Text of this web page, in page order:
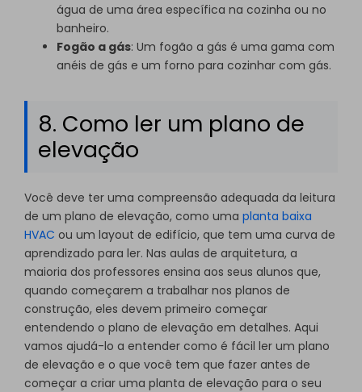
água de uma área específica na cozinha ou no
banheiro.
Fogão a gás: Um fogão a gás é uma gama com
anéis de gás e um forno para cozinhar com gás.
8. Como ler um plano de
elevação
Você deve ter uma compreensão adequada da leitura
de um plano de elevação, como uma planta baixa
HVAC ou um layout de edifício, que tem uma curva de
aprendizado para ler. Nas aulas de arquitetura, a
maioria dos professores ensina aos seus alunos que,
quando começarem a trabalhar nos planos de
construção, eles devem primeiro começar
entendendo o plano de elevação em detalhes. Aqui
vamos ajudá-lo a entender como é fácil ler um plano
de elevação e o que você tem que fazer antes de
começar a criar uma planta de elevação para o seu